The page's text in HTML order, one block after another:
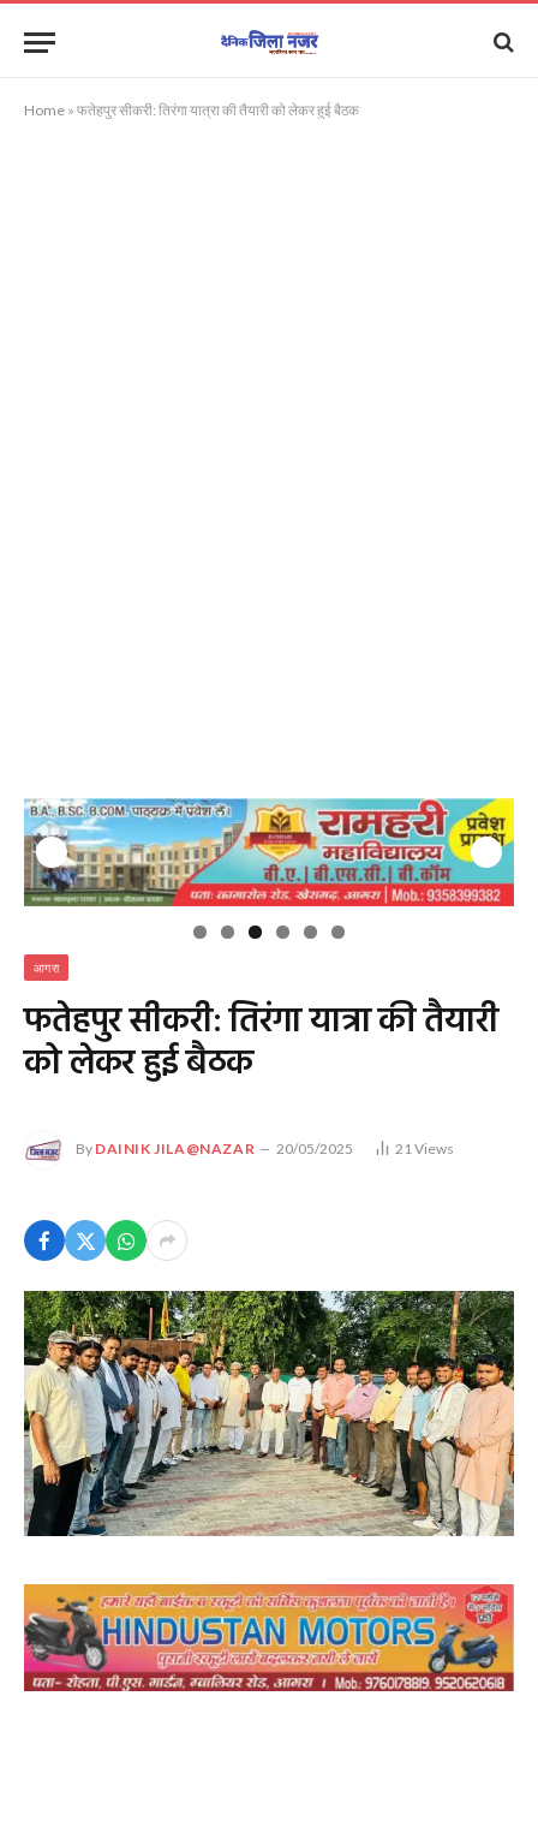
Home » फतेहपुर सीकरी: तिरंगा यात्रा की तैयारी को लेकर हुई बैठक
आगरा
फतेहपुर सीकरी: तिरंगा यात्रा की तैयारी
को लेकर हुई बैठक
By DAINIK JILA@NAZAR 20/05/2025 21Views